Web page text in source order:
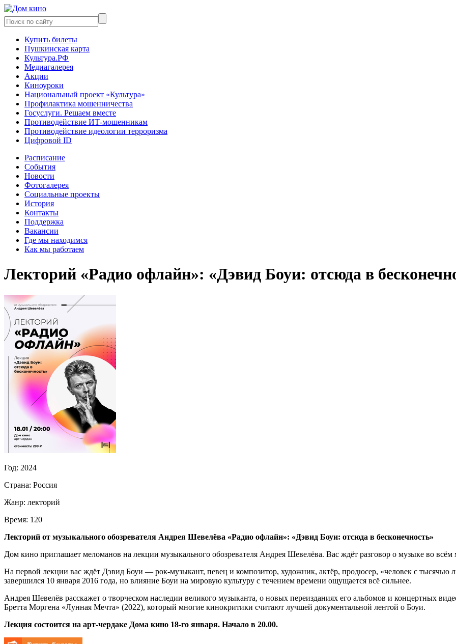
Купить билеты
Пушкинская карта
Культура.РФ
Медиагалерея
Акции
Киноуроки
Национальный проект «Культура»
Профилактика мошенничества
Госуслуги. Решаем вместе
Противодействие ИТ-мошенникам
Противодействие идеологии терроризма
Цифровой ID
Расписание
События
Новости
Фотогалерея
Социальные проекты
История
Контакты
Поддержка
Вакансии
Где мы находимся
Как мы работаем
Лекторий «Радио офлайн»: «Дэвид Боуи: отсюда в
Год: 2024
Страна: Россия
Жанр: лекторий
Время: 120
Лекторий от музыкального обозревателя Андрея Шевелёва «Радио офлайн»: «Дэвид Боуи: отсюда в бесконечность»
Дом кино приглашает меломанов на лекции музыкального обозревателя Андрея Шевелёва. Вас ждёт разговор о музыке во
На первой лекции вас ждёт Дэвид Боуи — рок-музыкант, певец и композитор, художник, актёр, продюсер, «человек с
завершился 10 января 2016 года, но влияние Боуи на мировую культуру с течением времени ощущается всё сильнее.
Андрея Шевелёв расскажет о творческом наследии великого музыканта, о новых переизданиях его альбомов и концертных
Бретта Моргена «Лунная Мечта» (2022), который многие кинокритики считают лучшей документальной лентой о Боуи.
Лекция состоится на арт-чердаке Дома кино 18-го января. Начало в 20.00.